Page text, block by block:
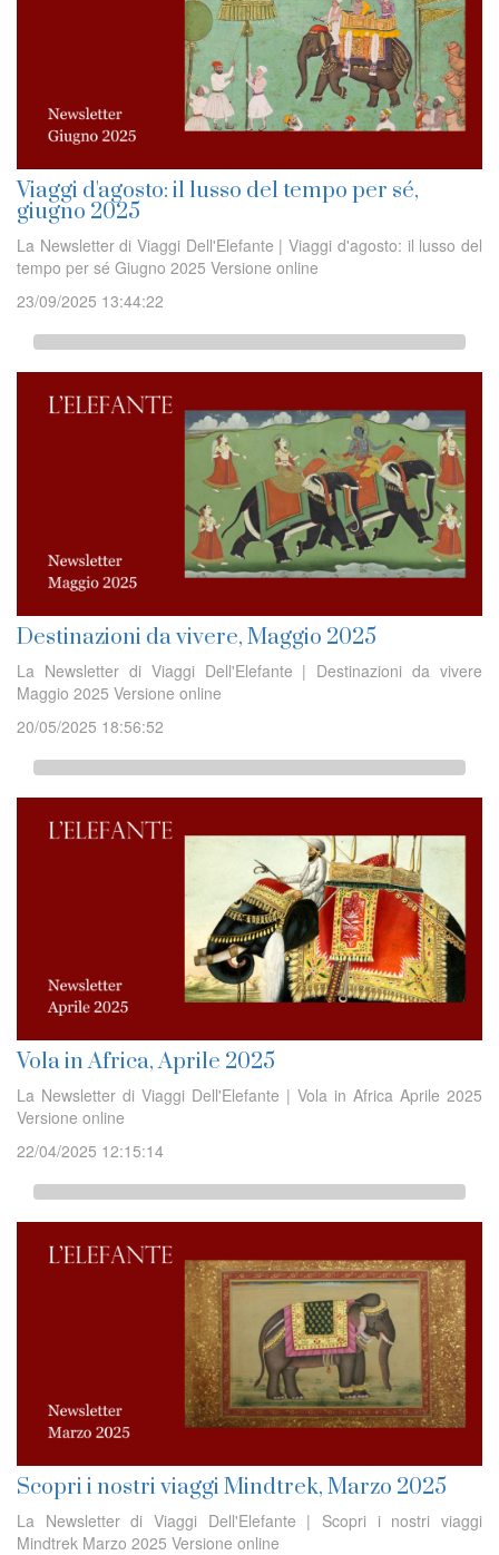
Viaggi d'agosto: il lusso del tempo per sé,
giugno 2025
La Newsletter di Viaggi Dell'Elefante | Viaggi d'agosto: il lusso del
tempo per sé Giugno 2025 Versione online
23/09/2025 13:44:22
Destinazioni da vivere, Maggio 2025
La Newsletter di Viaggi Dell'Elefante | Destinazioni da vivere
Maggio 2025 Versione online
20/05/2025 18:56:52
Vola in Africa, Aprile 2025
La Newsletter di Viaggi Dell'Elefante | Vola in Africa Aprile 2025
Versione online
22/04/2025 12:15:14
Scopri i nostri viaggi Mindtrek, Marzo 2025
La Newsletter di Viaggi Dell'Elefante | Scopri i nostri viaggi
Mindtrek Marzo 2025 Versione online